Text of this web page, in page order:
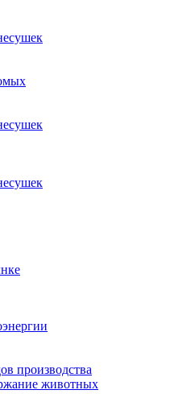
производства
животных